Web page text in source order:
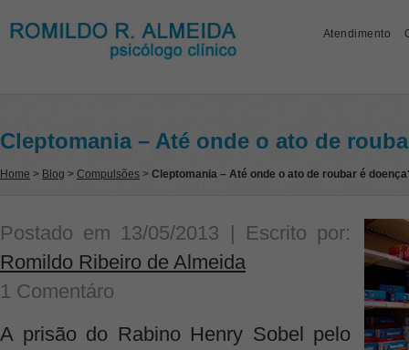
Atendimento
Cleptomania – Até onde o ato de
Home > Blog > Compulsões > Cleptomania – Até onde o ato de roubar é
Postado em 13/05/2013 | Escrito por:
Romildo Ribeiro de Almeida
1 Comentáro
A prisão do Rabino Henry Sobel pelo